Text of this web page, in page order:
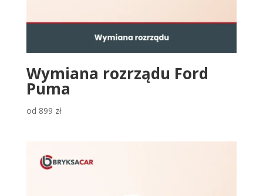
Wymiana rozrządu Ford
Puma
od 899 zł